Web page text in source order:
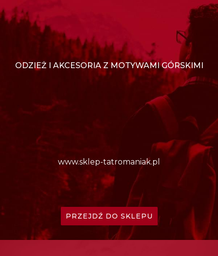
ODZIEŻ I AKCESORIA Z MOTYWAMI GÓRSKIMI
www.sklep-tatromaniak.pl
PRZEJDŹ DO SKLEPU